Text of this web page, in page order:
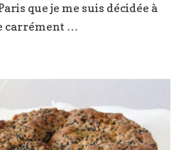
tahini
que je me suis décidée à
carrément …